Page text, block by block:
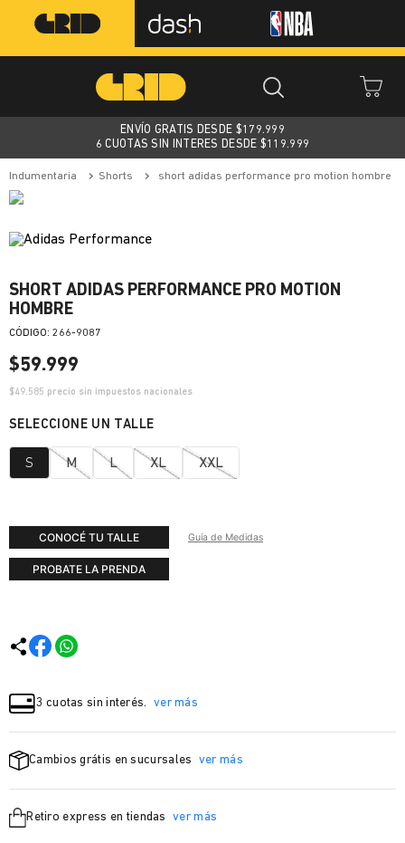
ENVÍO GRATIS DESDE $179.999
6 CUOTAS SIN INTERES DESDE $119.999
indumentaria shorts short adidas performance pro motion hombre
SHORT ADIDAS PERFORMANCE PRO MOTION
HOMBRE
: 266-9087
$59.999
$49.585 precio sin impuestos nacionales
S M L XL XXL
CONOCÉ TU TALLE Guía de Medidas
PROBATE LA PRENDA
3 cuotas sin interés. ver más
Cambios grátis en sucursales ver más
Retiro express en tiendas ver más